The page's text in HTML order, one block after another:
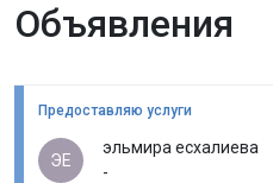
Объявления
Предоставляю услуги
ЭЕ
эльмира есхалиева
-